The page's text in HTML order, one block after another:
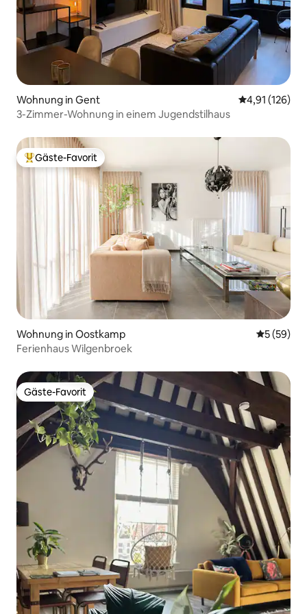
Wohnung in Gent
4,91 (126)
3-Zimmer-Wohnung in einem Jugendstilhaus
Beliebter Gäste-Favorit.
Gäste-Favorit
Wohnung in Oostkamp
5 (59)
Ferienhaus Wilgenbroek
Gäste-Favorit
Gäste-Favorit